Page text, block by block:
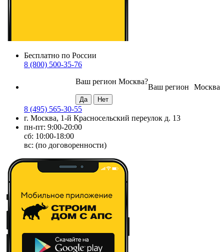
Бесплатно по России
8 (800) 500-35-76
Москва
Ваш регион
Ваш регион Москва?
8 (495) 565-30-55
г. Москва, 1-й Красносельский переулок д. 13
пн-пт: 9:00-20:00
сб: 10:00-18:00
вс: (по договоренности)